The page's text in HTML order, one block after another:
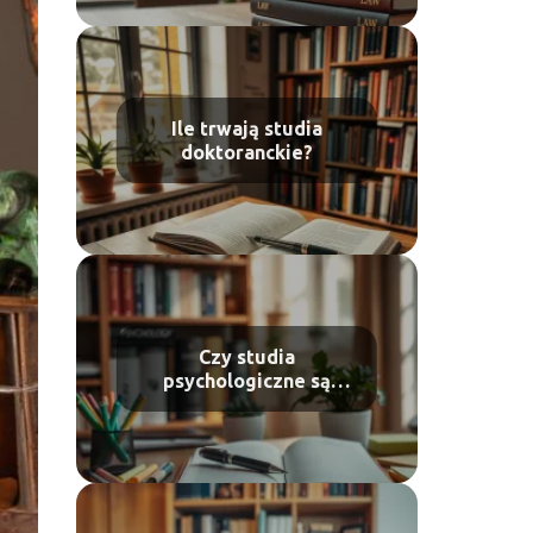
Ile trwają studia
doktoranckie?
Czy studia
psychologiczne są
trudne?